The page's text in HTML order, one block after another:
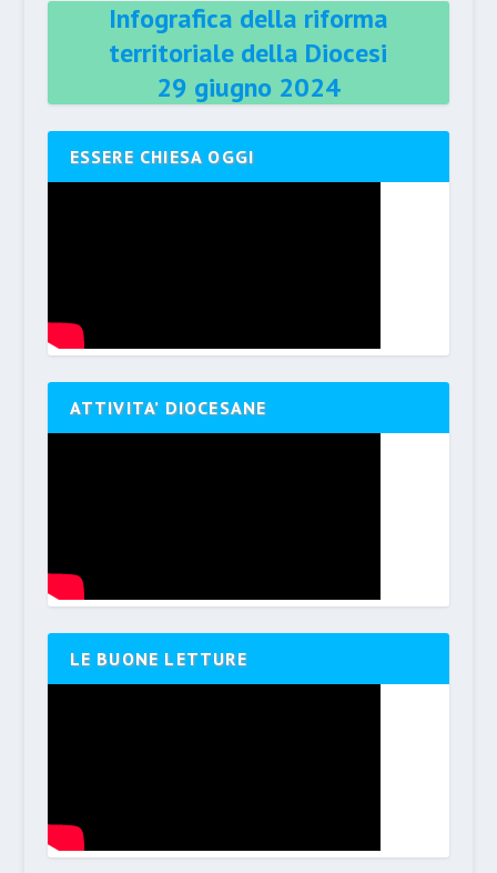
Infografica della riforma
territoriale della Diocesi
29 giugno 2024
ESSERE CHIESA OGGI
ATTIVITA’ DIOCESANE
LE BUONE LETTURE